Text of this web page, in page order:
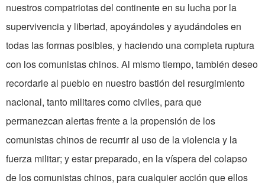
nuestros compatriotas del continente en su lucha por la
supervivencia y libertad, apoyándoles y ayudándoles en
todas las formas posibles, y haciendo una completa ruptura
con los comunistas chinos. Al mismo tiempo, también deseo
recordarle al pueblo en nuestro bastión del resurgimiento
nacional, tanto militares como civiles, para que
permanezcan alertas frente a la propensión de los
comunistas chinos de recurrir al uso de la violencia y la
fuerza militar; y estar preparado, en la víspera del colapso
de los comunistas chinos, para cualquier acción que ellos